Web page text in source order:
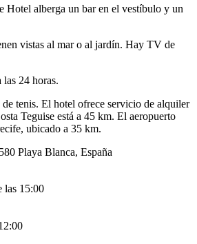
Hotel alberga un bar en el vestíbulo y un
vistas al mar o al jardín. Hay TV de
las 24 horas.
tenis. El hotel ofrece servicio de alquiler
Teguise está a 45 km. El aeropuerto
ubicado a 35 km.
Playa Blanca, España
las 15:00